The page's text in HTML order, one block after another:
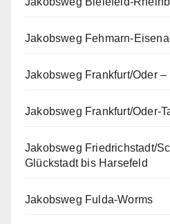
Jakobsweg Fehmarn-
Jakobsweg Frankfurt/Oder –
Jakobsweg Frankfurt/Oder-
Jakobsweg Friedrichstadt/
Glückstadt bis Harsefeld
Jakobsweg Fulda-Worms